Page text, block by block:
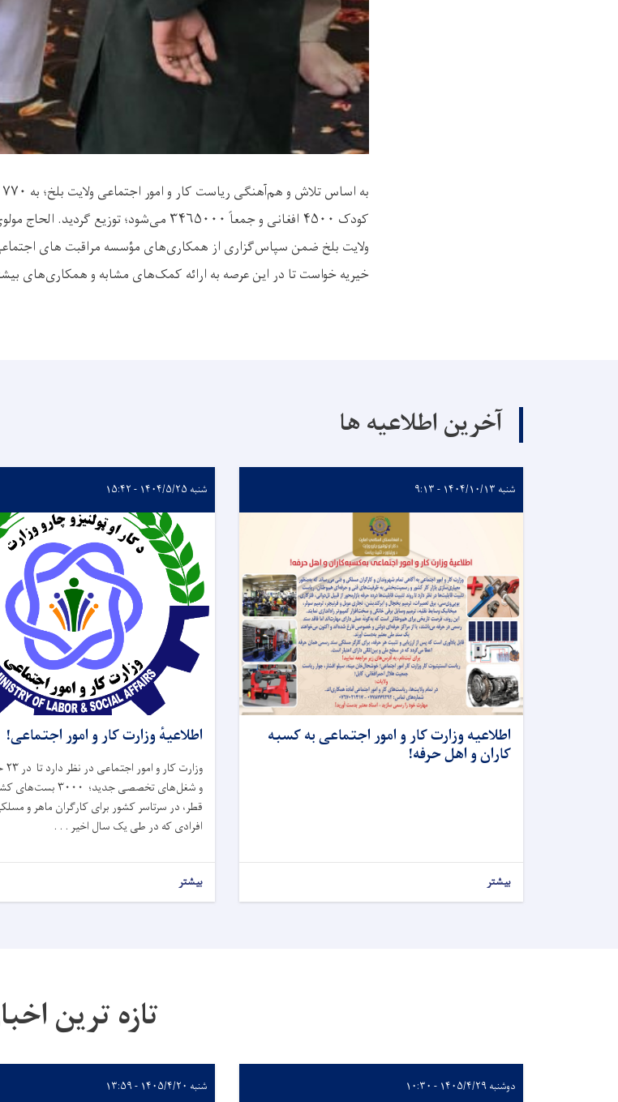
کودک ۴۵۰۰ افغانی و جمعاً ۳۴۶۵۰۰۰ می‌شود؛
ولایت بلخ ضمن سپاس‌گزاری از همکاری‌های مؤسسه مراقبت های
خیریه خواست تا در این عرصه به ارائه کمک‌های مشابه و همکاری‌های
آخرین اطلاعیه ها
شنبه ۱۴۰۴/۱۰/۱۳ - ۹:۱۳
اطلاعیه وزارت کار و امور اجتماعی به کسبه
کاران و اهل حرفه!
بیشتر
شنبه ۱۴۰۴/۵/۲۵ - ۱۵:۴۲
اطلاعیهٔ وزارت کار و امور اجتماعی!
و شغل‌های تخصصی جدید؛
قطر، در سرتاسر کشور برای کارگران ماهر و
افرادی که در طی یک سال اخیر . . .
بیشتر
تازه ترین
دوشنبه ۱۴۰۵/۴/۲۹ - ۱۰:۳۰ شنبه ۱۴۰۵/۴/۲۰ - ۱۳:۵۹